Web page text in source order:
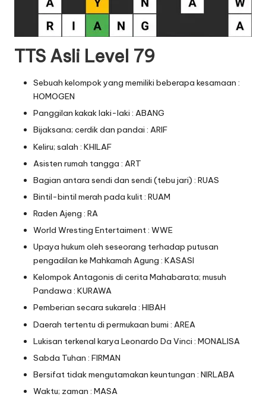
TTS Asli Level 79
Sebuah kelompok yang memiliki beberapa kesamaan :
HOMOGEN
Panggilan kakak laki-laki : ABANG
Bijaksana; cerdik dan pandai : ARIF
Keliru; salah : KHILAF
Asisten rumah tangga : ART
Bagian antara sendi dan sendi (tebu jari) : RUAS
Bintil-bintil merah pada kulit : RUAM
Raden Ajeng : RA
World Wresting Entertaiment : WWE
Upaya hukum oleh seseorang terhadap putusan
pengadilan ke Mahkamah Agung : KASASI
Kelompok Antagonis di cerita Mahabarata; musuh
Pandawa : KURAWA
Pemberian secara sukarela : HIBAH
Daerah tertentu di permukaan bumi : AREA
Lukisan terkenal karya Leonardo Da Vinci : MONALISA
Sabda Tuhan : FIRMAN
Bersifat tidak mengutamakan keuntungan : NIRLABA
Waktu; zaman : MASA